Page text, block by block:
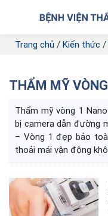
Trang chủ / Kiến thức /
THẨM MỸ
Thẩm mỹ vòng 1
bị camera dẫn đường
– Vòng 1 đẹp bảo
thoải mái vận động